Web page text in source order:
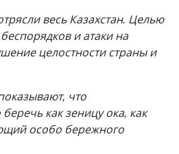
весь Казахстан. Целью
и атаки на
целостности страны и
что
как зеницу ока, как
особо бережного